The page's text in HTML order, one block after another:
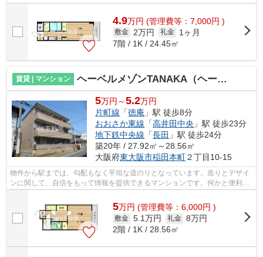
4.9万円 (管理費等：7,000円 )
敷金 2万円 礼金
1ヶ月
7階 / 1K / 24.45㎡
賃貸 | マンション ヘーベルメゾンTANAKA（ヘーベルタナカ）
5万円～5.2万円
片町線 「徳庵 」駅 徒歩8分
おおさか東線 「高井田中央 」駅 徒歩23分
地下鉄中央線 「長田 」駅 徒歩24分
築20年 / 27.92㎡～28.56㎡
大阪府東大阪市稲田本町２丁目10-15
物件から駅までは、勾配もなく平坦な道のりとなっています。造りとデザイ
ンに関して、自信をもって情報を提供できるマンションです。何かと便利な
5万円 (管理費等：6,000円 )
敷金 5.1万円 礼金 8万円
2階 / 1K / 28.56㎡